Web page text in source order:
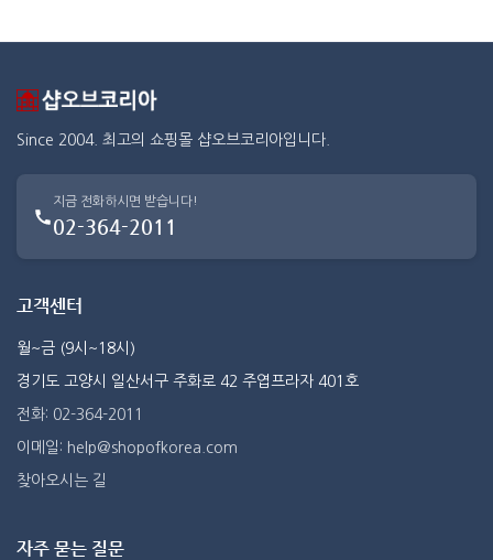
Since 2004. 최고의 쇼핑몰 샵오브코리아입니다.
지금 전화하시면 받습니다!
02-364-2011
고객센터
월~금 (9시~18시)
경기도 고양시 일산서구 주화로 42 주엽프라자 401호
전화: 02-364-2011
이메일: help@shopofkorea.com
찾아오시는 길
자주 묻는 질문